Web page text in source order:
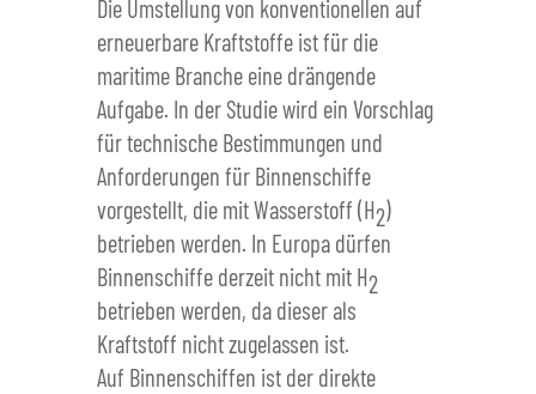
Die Umstellung von konventionellen auf
erneuerbare Kraftstoffe ist für die
maritime Branche eine drängende
Aufgabe. In der Studie wird ein Vorschlag
für technische Bestimmungen und
Anforderungen für Binnenschiffe
vorgestellt, die mit Wasserstoff (H2)
betrieben werden. In Europa dürfen
Binnenschiffe derzeit nicht mit H2
betrieben werden, da dieser als
Kraftstoff nicht zugelassen ist.
Auf Binnenschiffen ist der direkte